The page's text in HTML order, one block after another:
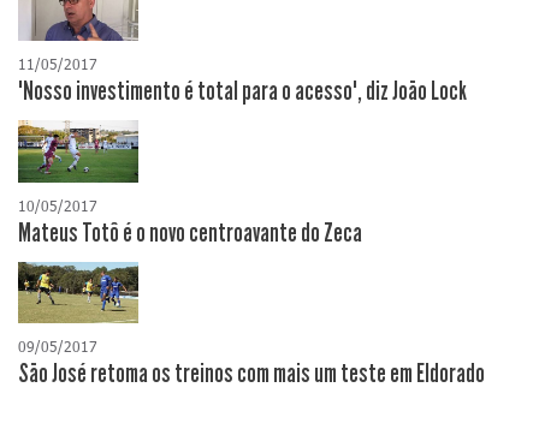
11/05/2017
"Nosso investimento é total para o acesso", diz João Lock
10/05/2017
Mateus Totô é o novo centroavante do Zeca
09/05/2017
São José retoma os treinos com mais um teste em Eldorado